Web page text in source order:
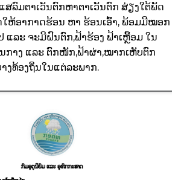
ສລົມຕາເວັນຕົກຫາຕາເວັນຕົກ ສ່ຽງໃຕ້ພັດ
ໃຫ້ອາກາດຮ້ອນ ຫາ ຮ້ອນເອົ້າ, ພ້ອມມີໝອກ
ແລະ ຈະມີຝົນຕົກ,ຟ້າຮ້ອງ ຟ້າເຫຼື້ອມ ໃນ
ກາງ ແລະ ຕົກໜັກ,ຟ້າຜ່າ,ໝາກເຫັບຕົກ
ງທ້ອງຖິ່ນໃນແຕ່ລະພາກ.